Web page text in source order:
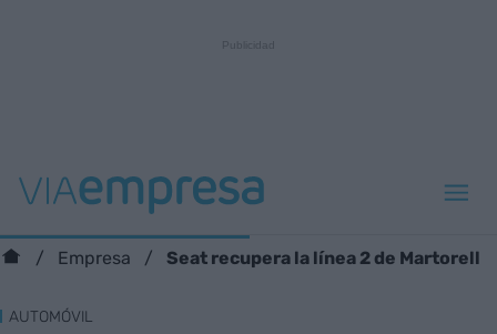
Empresa Seat recupera la línea 2 de Martorell
AUTOMÓVIL